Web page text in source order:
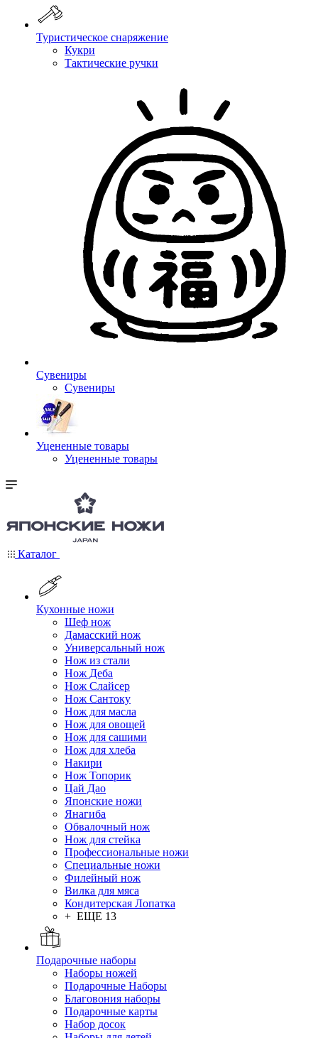
Туристическое снаряжение
Кукри
Тактические ручки
Сувениры
Сувениры
Уцененные товары
Уцененные товары
Каталог
Кухонные ножи
Шеф нож
Дамасский нож
Универсальный нож
Нож из стали
Нож Деба
Нож Слайсер
Нож Сантоку
Нож для масла
Нож для овощей
Нож для сашими
Нож для хлеба
Накири
Нож Топорик
Цай Дао
Японские ножи
Янагиба
Обвалочный нож
Нож для стейка
Профессиональные ножи
Специальные ножи
Филейный нож
Вилка для мяса
Кондитерская Лопатка
+ ЕЩЕ 13
Подарочные наборы
Наборы ножей
Подарочные Наборы
Благовония наборы
Подарочные карты
Набор досок